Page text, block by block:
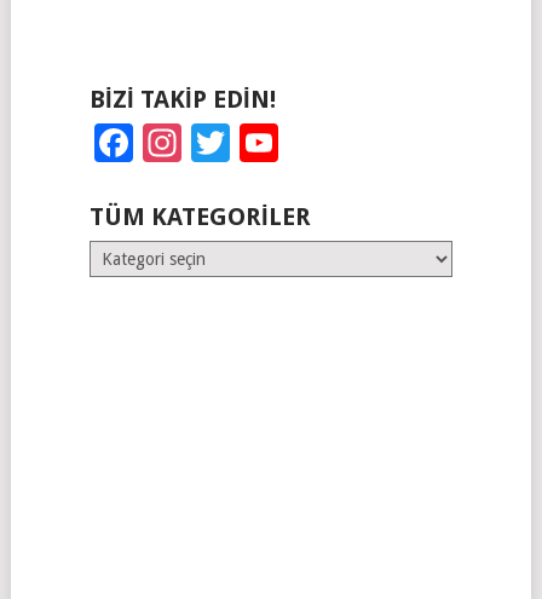
BIZI TAKIP EDIN!
Facebook
Instagram
Twitter
TÜM KATEGORILER
Tüm
Kategoriler